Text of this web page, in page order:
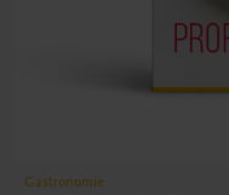
Gastronomie